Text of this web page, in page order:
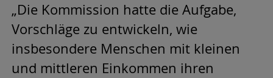
„Die Kommission hatte die Aufgabe,
Vorschläge zu entwickeln, wie
insbesondere Menschen mit kleinen
und mittleren Einkommen ihren